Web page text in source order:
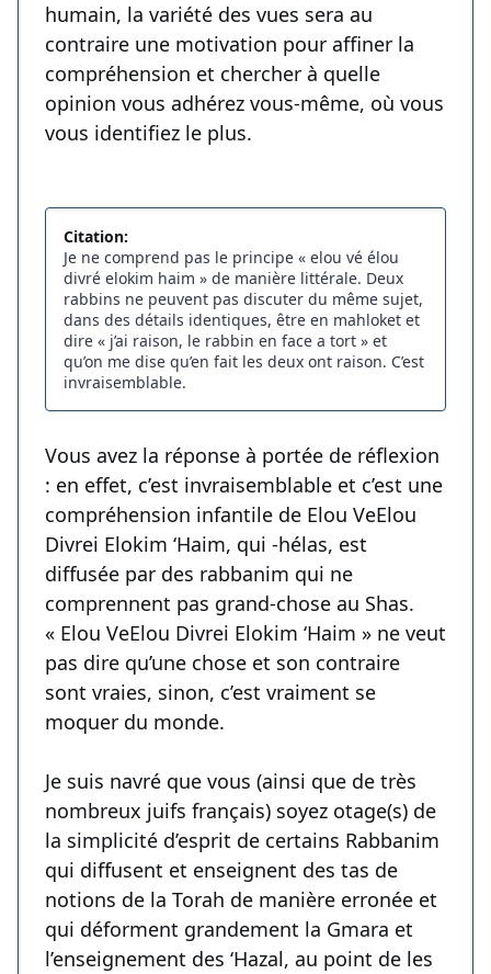
humain, la variété des vues sera au
contraire une motivation pour affiner la
compréhension et chercher à quelle
opinion vous adhérez vous-même, où vous
vous identifiez le plus.
Citation:
Je ne comprend pas le principe « elou vé élou
divré elokim haim » de manière littérale. Deux
rabbins ne peuvent pas discuter du même sujet,
dans des détails identiques, être en mahloket et
dire « j’ai raison, le rabbin en face a tort » et
qu’on me dise qu’en fait les deux ont raison. C’est
invraisemblable.
Vous avez la réponse à portée de réflexion
: en effet, c’est invraisemblable et c’est une
compréhension infantile de Elou VeElou
Divrei Elokim ‘Haim, qui -hélas, est
diffusée par des rabbanim qui ne
comprennent pas grand-chose au Shas.
« Elou VeElou Divrei Elokim ‘Haim » ne veut
pas dire qu’une chose et son contraire
sont vraies, sinon, c’est vraiment se
moquer du monde.
Je suis navré que vous (ainsi que de très
nombreux juifs français) soyez otage(s) de
la simplicité d’esprit de certains Rabbanim
qui diffusent et enseignent des tas de
notions de la Torah de manière erronée et
qui déforment grandement la Gmara et
l’enseignement des ‘Hazal, au point de les